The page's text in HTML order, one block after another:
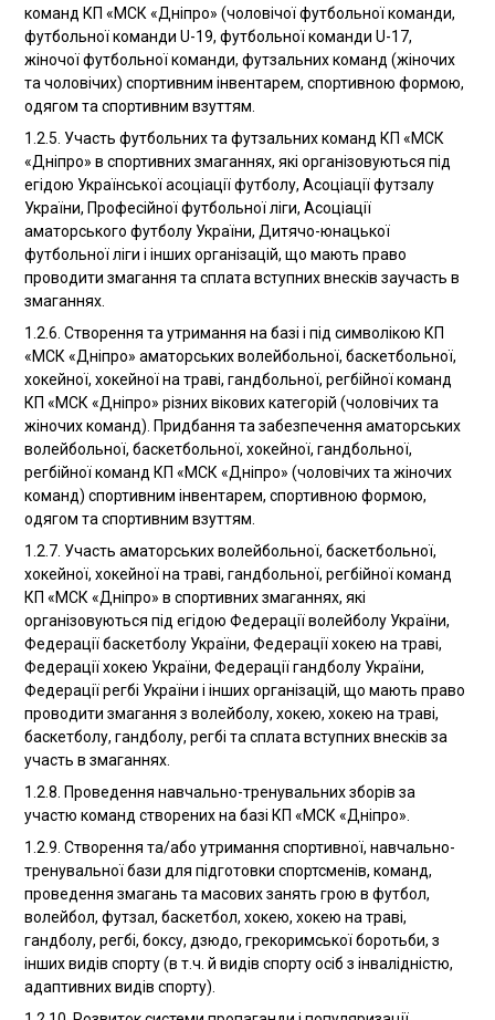
команд КП «МСК «Дніпро» (чоловічої футбольної команди,
футбольної команди U-19, футбольної команди U-17,
жіночої футбольної команди, футзальних команд (жіночих
та чоловічих) спортивним інвентарем, спортивною формою,
одягом та спортивним взуттям.
1.2.5. Участь футбольних та футзальних команд КП «МСК
«Дніпро» в спортивних змаганнях, які організовуються під
егідою Української асоціації футболу, Асоціації футзалу
України, Професійної футбольної ліги, Асоціації
аматорського футболу України, Дитячо-юнацької
футбольної ліги і інших організацій, що мають право
проводити змагання та сплата вступних внесків заучасть в
змаганнях.
1.2.6. Створення та утримання на базі і під символікою КП
«МСК «Дніпро» аматорських волейбольної, баскетбольної,
хокейної, хокейної на траві, гандбольної, регбійної команд
КП «МСК «Дніпро» різних вікових категорій (чоловічих та
жіночих команд). Придбання та забезпечення аматорських
волейбольної, баскетбольної, хокейної, гандбольної,
регбійної команд КП «МСК «Дніпро» (чоловічих та жіночих
команд) спортивним інвентарем, спортивною формою,
одягом та спортивним взуттям.
1.2.7. Участь аматорських волейбольної, баскетбольної,
хокейної, хокейної на траві, гандбольної, регбійної команд
КП «МСК «Дніпро» в спортивних змаганнях, які
організовуються під егідою Федерації волейболу України,
Федерації баскетболу України, Федерації хокею на траві,
Федерації хокею України, Федерації гандболу України,
Федерації регбі України і інших організацій, що мають право
проводити змагання з волейболу, хокею, хокею на траві,
баскетболу, гандболу, регбі та сплата вступних внесків за
участь в змаганнях.
1.2.8. Проведення навчально-тренувальних зборів за
участю команд створених на базі КП «МСК «Дніпро».
1.2.9. Створення та/або утримання спортивної, навчально-
тренувальної бази для підготовки спортсменів, команд,
проведення змагань та масових занять грою в футбол,
волейбол, футзал, баскетбол, хокею, хокею на траві,
гандболу, регбі, боксу, дзюдо, грекоримської боротьби, з
інших видів спорту (в т.ч. й видів спорту осіб з інвалідністю,
адаптивних видів спорту).